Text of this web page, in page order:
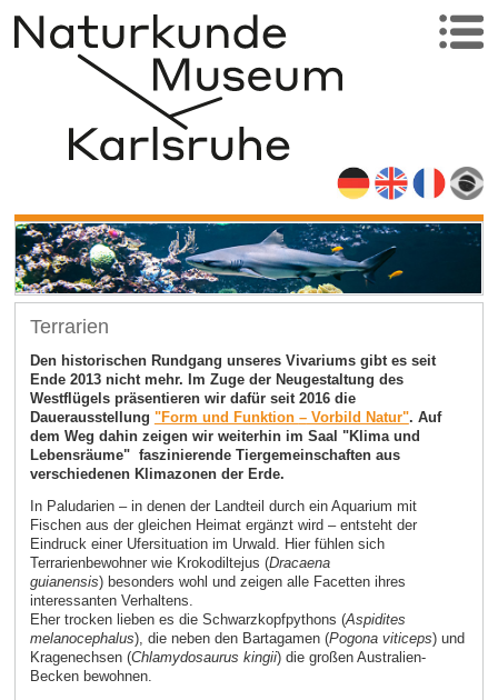
Terrarien
Den historischen Rundgang unseres Vivariums gibt es seit
Ende 2013 nicht mehr. Im Zuge der Neugestaltung des
Westflügels präsentieren wir dafür seit 2016 die
Dauerausstellung "Form und Funktion –Vorbild Natur". Auf
dem Weg dahin zeigen wir weiterhin im Saal "Klima und
Lebensräume" faszinierende Tiergemeinschaften aus
verschiedenen Klimazonen der Erde.
In Paludarien – in denen der Landteil durch ein Aquarium mit
Fischen aus der gleichen Heimat ergänzt wird – entsteht der
Eindruck einer Ufersituation im Urwald. Hier fühlen sich
Terrarienbewohner wie Krokodiltejus (Dracaena
guianensis) besonders wohl und zeigen alle Facetten ihres
interessanten Verhaltens.
Eher trocken lieben es die Schwarzkopfpythons (Aspidites
melanocephalus), die neben den Bartagamen (Pogona viticeps) und
Kragenechsen (Chlamydosaurus kingii) die großen Australien-
Becken bewohnen.